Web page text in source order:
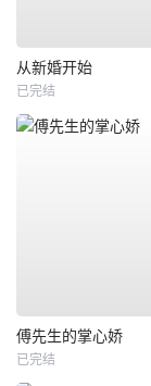
从新婚开始
已完结
傅先生的掌心娇
已完结